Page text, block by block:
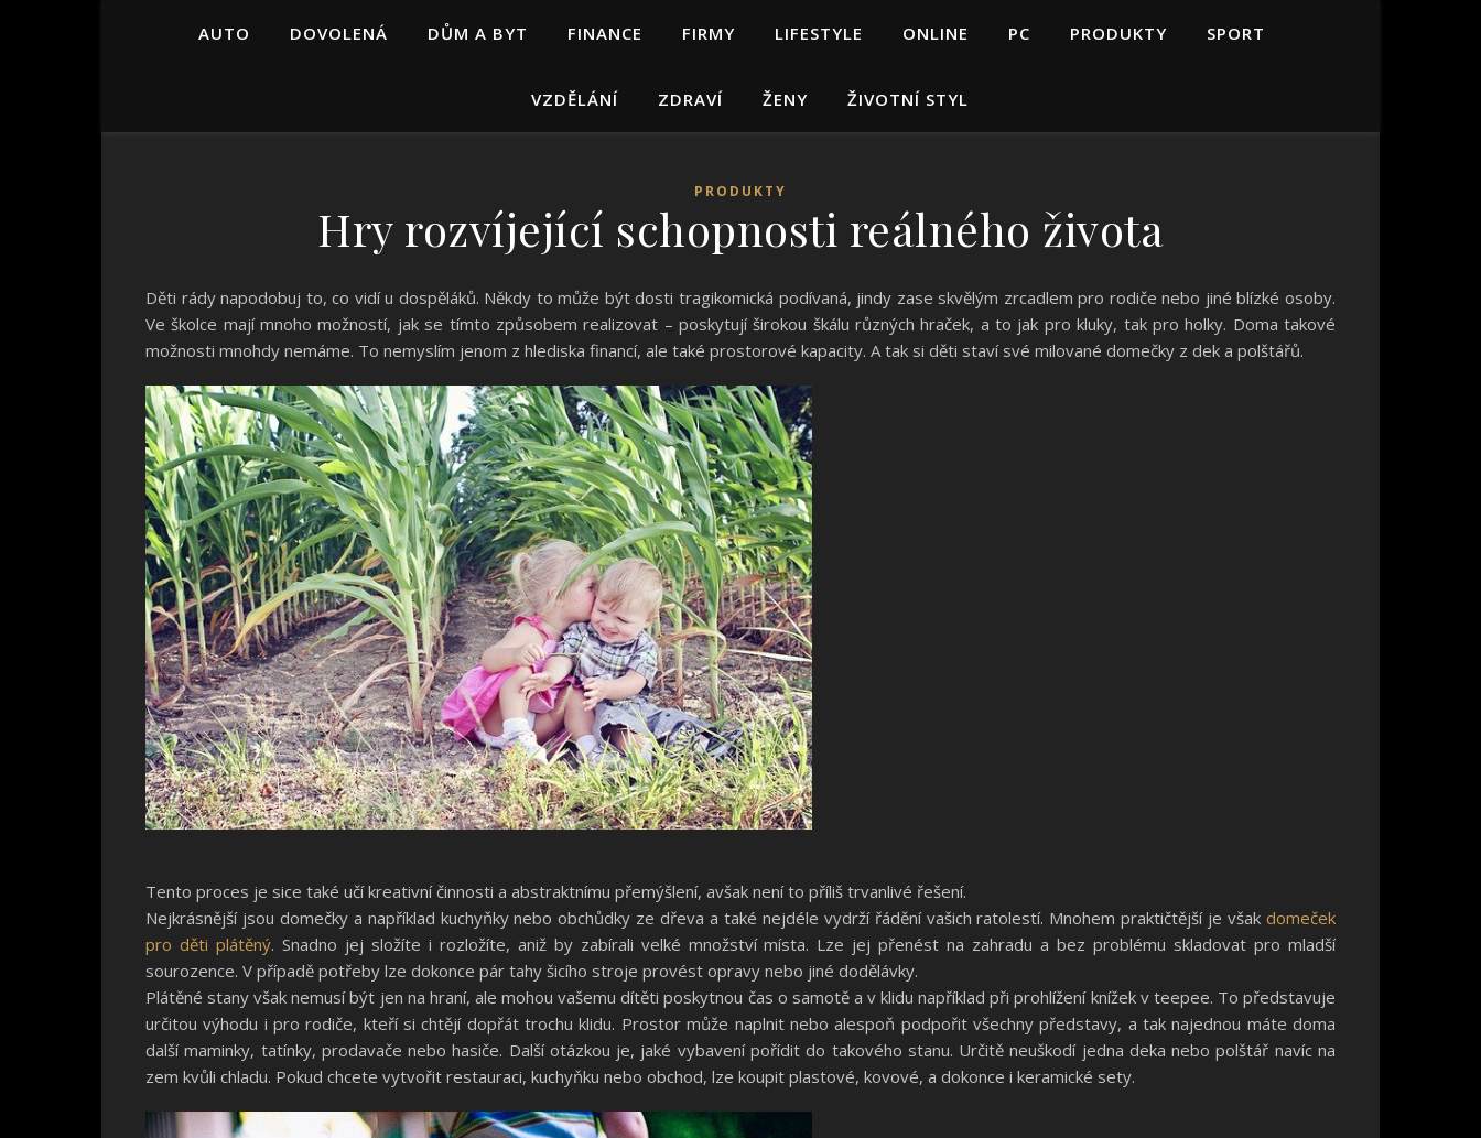
AUTO DOVOLENÁ DŮM A BYT FINANCE FIRMY LIFESTYLE ONLINE PC PRODUKTY SPORT
VZDĚLÁNÍ ZDRAVÍ ŽENY ŽIVOTNÍ STYL
PRODUKTY
Hry rozvíjející schopnosti reálného života
Děti rády napodobuj to, co vidí u dospěláků. Někdy to může být dosti tragikomická podívaná, jindy zase skvělým zrcadlem pro rodiče nebo jiné blízké osoby.
Ve školce mají mnoho možností, jak se tímto způsobem realizovat – poskytují širokou škálu různých hraček, a to jak pro kluky, tak pro holky. Doma takové
možnosti mnohdy nemáme. To nemyslím jenom z hlediska financí, ale také prostorové kapacity. A tak si děti staví své milované domečky z dek a polštářů.
Tento proces je sice také učí kreativní činnosti a abstraktnímu přemýšlení, avšak není to příliš trvanlivé řešení.
Nejkrásnější jsou domečky a například kuchyňky nebo obchůdky ze dřeva a také nejdéle vydrží řádění vašich ratolestí. Mnohem praktičtější je však domeček
pro děti plátěný. Snadno jej složíte i rozložíte, aniž by zabírali velké množství místa. Lze jej přenést na zahradu a bez problému skladovat pro mladší
sourozence. V případě potřeby lze dokonce pár tahy šicího stroje provést opravy nebo jiné dodělávky.
Plátěné stany však nemusí být jen na hraní, ale mohou vašemu dítěti poskytnou čas o samotě a v klidu například při prohlížení knížek v teepee. To představuje
určitou výhodu i pro rodiče, kteří si chtějí dopřát trochu klidu. Prostor může naplnit nebo alespoň podpořit všechny představy, a tak najednou máte doma
další maminky, tatínky, prodavače nebo hasiče. Další otázkou je, jaké vybavení pořídit do takového stanu. Určitě neuškodí jedna deka nebo polštář navíc na
zem kvůli chladu. Pokud chcete vytvořit restauraci, kuchyňku nebo obchod, lze koupit plastové, kovové, a dokonce i keramické sety.